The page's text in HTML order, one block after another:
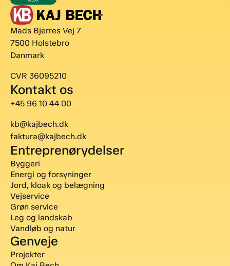
Mads Bjerres Vej 7
7500 Holstebro
Danmark
CVR 36095210
Kontakt os
+45 96 10 44 00
kb@kajbech.dk
faktura@kajbech.dk
Entreprenørydelser
Byggeri
Energi og forsyninger
Jord, kloak og belægning
Vejservice
Grøn service
Leg og landskab
Vandløb og natur
Genveje
Projekter